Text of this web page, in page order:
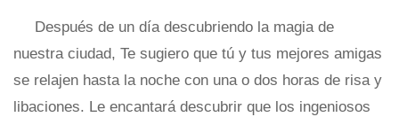
Después de un día descubriendo la magia de
nuestra ciudad, Te sugiero que tú y tus mejores amigas
se relajen hasta la noche con una o dos horas de risa y
libaciones. Le encantará descubrir que los ingeniosos